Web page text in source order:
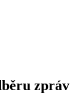
zpráv